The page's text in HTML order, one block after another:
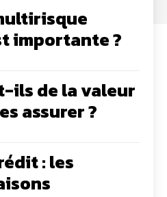
importante ?
ils de la valeur
assurer ?
: les